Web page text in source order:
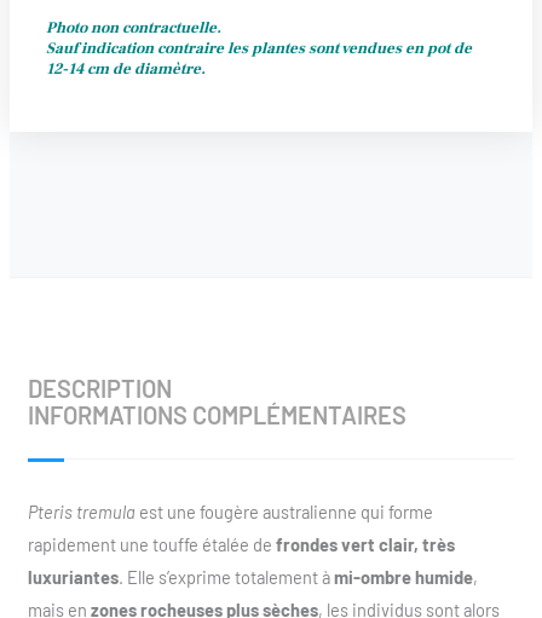
Photo non contractuelle.
Sauf indication contraire les plantes sont vendues en pot de
12-14 cm de diamètre.
DESCRIPTION
INFORMATIONS COMPLÉMENTAIRES
Pteris tremula est une fougère australienne qui forme
rapidement une touffe étalée de frondes vert clair, très
luxuriantes. Elle s’exprime totalement àmi-ombre humide,
mais en zones rocheuses plus sèches, les individus sont alors